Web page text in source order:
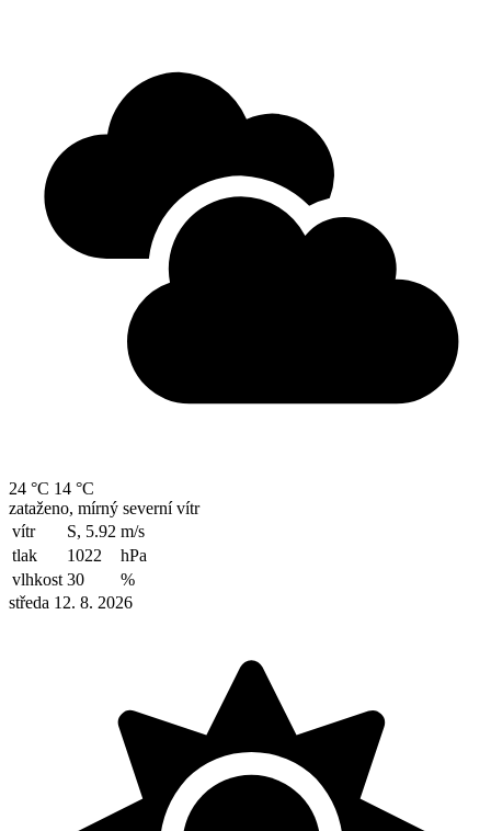
24 °C 14 °C
zataženo, mírný severní vítr
vítr
S, 5.92 m/s
tlak
1022
hPa
vlhkost 30
%
středa 12. 8. 2026